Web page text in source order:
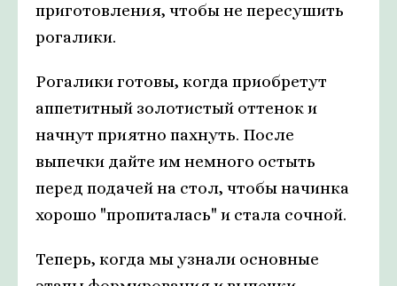
приготовления, чтобы не пересушить
рогалики.
Рогалики готовы, когда приобретут
аппетитный золотистый оттенок и
начнут приятно пахнуть. После
выпечки дайте им немного остыть
перед подачей на стол, чтобы начинка
хорошо "пропиталась" и стала сочной.
Теперь, когда мы узнали основные